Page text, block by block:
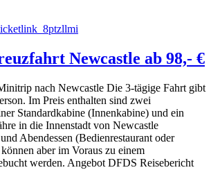
Newcastle ab 98,- €
nach Newcastle Die 3-tägige Fahrt gibt
Im Preis enthalten sind zwei
Standardkabine (Innenkabine) und ein
in die Innenstadt von Newcastle
Abendessen (Bedienrestaurant oder
aber im Voraus zu einem
werden. Angebot DFDS Reisebericht